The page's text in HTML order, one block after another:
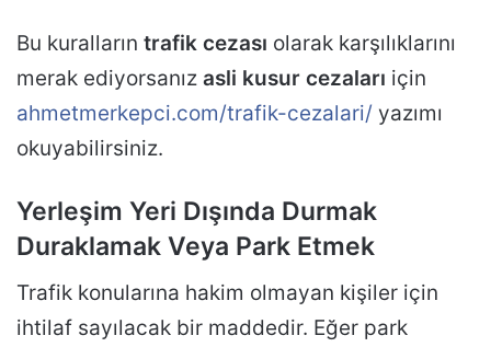
Bu kuralların trafik cezası olarak karşılıklarını
merak ediyorsanız asli kusur cezaları için
ahmetmerkepci.com/trafik-cezalari/ yazımı
okuyabilirsiniz.
Yerleşim Yeri Dışında Durmak
Duraklamak Veya Park Etmek
Trafik konularına hakim olmayan kişiler için
ihtilaf sayılacak bir maddedir. Eğer park